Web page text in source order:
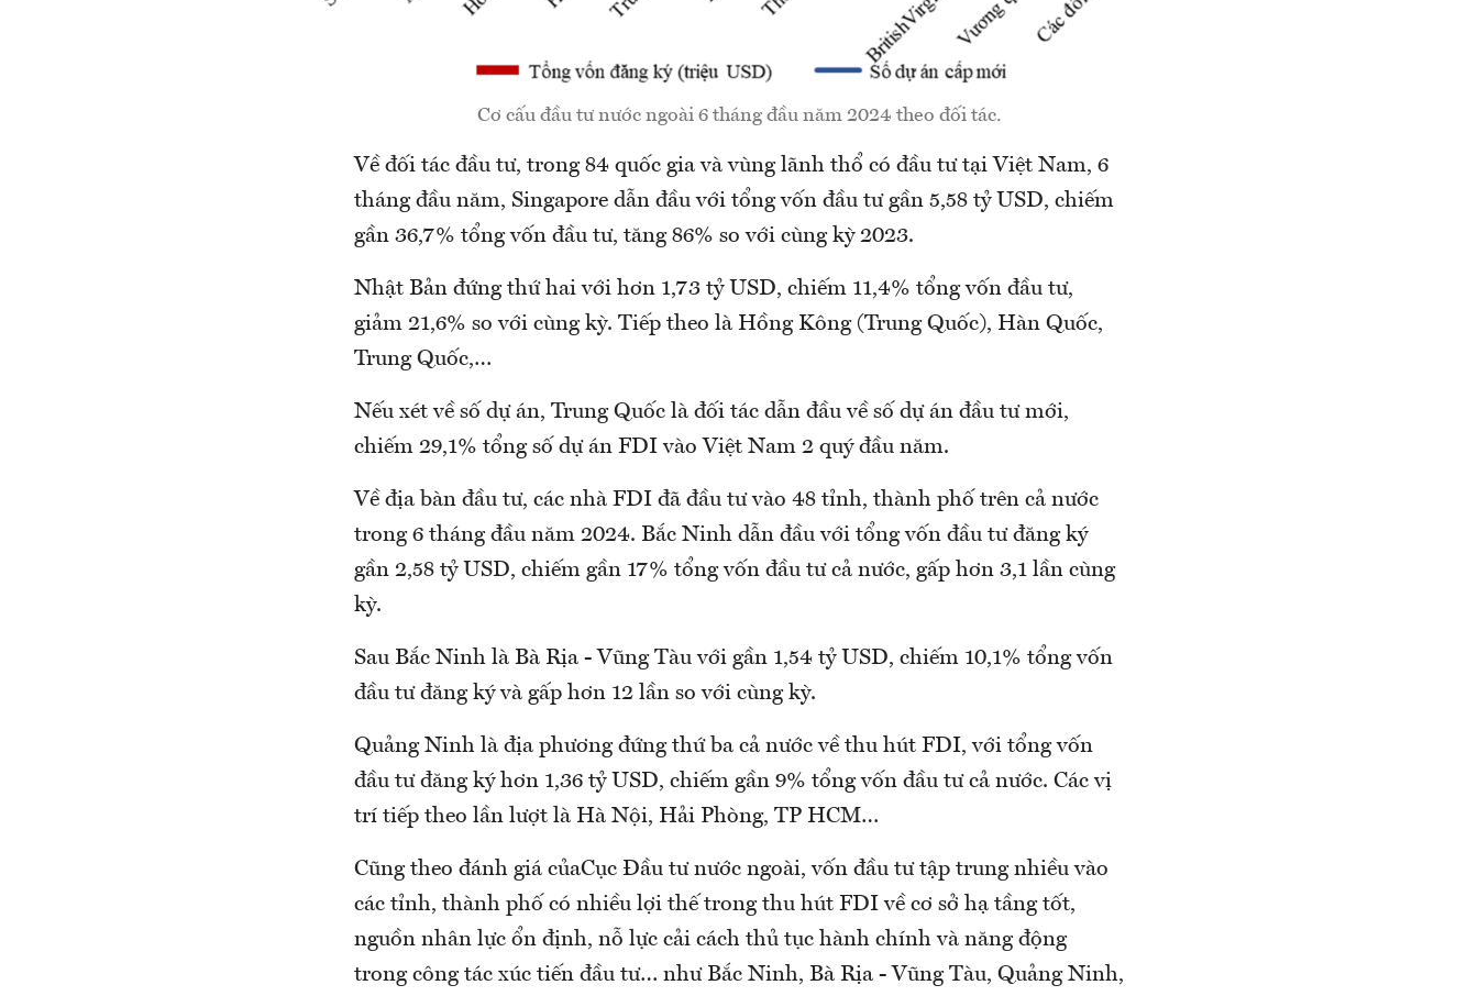
Cơ cấu đầu tư nước ngoài 6 tháng đầu năm 2024 theo đối tác.
Về đối tác đầu tư, trong 84 quốc gia và vùng lãnh thổ có đầu tư tại Việt Nam, 6
tháng đầu năm, Singapore dẫn đầu với tổng vốn đầu tư gần 5,58 tỷ USD, chiếm
gần 36,7% tổng vốn đầu tư, tăng 86% so với cùng kỳ 2023.
Nhật Bản đứng thứ hai với hơn 1,73 tỷ USD, chiếm 11,4% tổng vốn đầu tư,
giảm 21,6% so với cùng kỳ. Tiếp theo là Hồng Kông (Trung Quốc), Hàn Quốc,
Trung Quốc,…
Nếu xét về số dự án, Trung Quốc là đối tác dẫn đầu về số dự án đầu tư mới,
chiếm 29,1% tổng số dự án FDI vào Việt Nam 2 quý đầu năm.
Về địa bàn đầu tư, các nhà FDI đã đầu tư vào 48 tỉnh, thành phố trên cả nước
trong 6 tháng đầu năm 2024. Bắc Ninh dẫn đầu với tổng vốn đầu tư đăng ký
gần 2,58 tỷ USD, chiếm gần 17% tổng vốn đầu tư cả nước, gấp hơn 3,1 lần cùng
kỳ.
Sau Bắc Ninh là Bà Rịa - Vũng Tàu với gần 1,54 tỷ USD, chiếm 10,1% tổng vốn
đầu tư đăng ký và gấp hơn 12 lần so với cùng kỳ.
Quảng Ninh là địa phương đứng thứ ba cả nước về thu hút FDI, với tổng vốn
đầu tư đăng ký hơn 1,36 tỷ USD, chiếm gần 9% tổng vốn đầu tư cả nước. Các vị
trí tiếp theo lần lượt là Hà Nội, Hải Phòng, TP HCM…
Cũng theo đánh giá củaCục Đầu tư nước ngoài, vốn đầu tư tập trung nhiều vào
các tỉnh, thành phố có nhiều lợi thế trong thu hút FDI về cơ sở hạ tầng tốt,
nguồn nhân lực ổn định, nỗ lực cải cách thủ tục hành chính và năng động
trong công tác xúc tiến đầu tư… như Bắc Ninh, Bà Rịa - Vũng Tàu, Quảng Ninh,